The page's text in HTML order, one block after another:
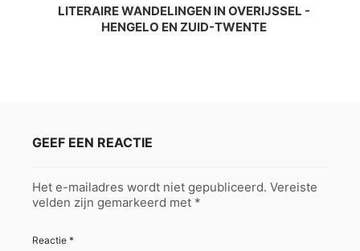
LITERAIRE WANDELINGEN IN OVERIJSSEL -
HENGELO EN ZUID-TWENTE
GEEF EEN REACTIE
Het e-mailadres wordt niet gepubliceerd. Vereiste
velden zijn gemarkeerd met *
Reactie *